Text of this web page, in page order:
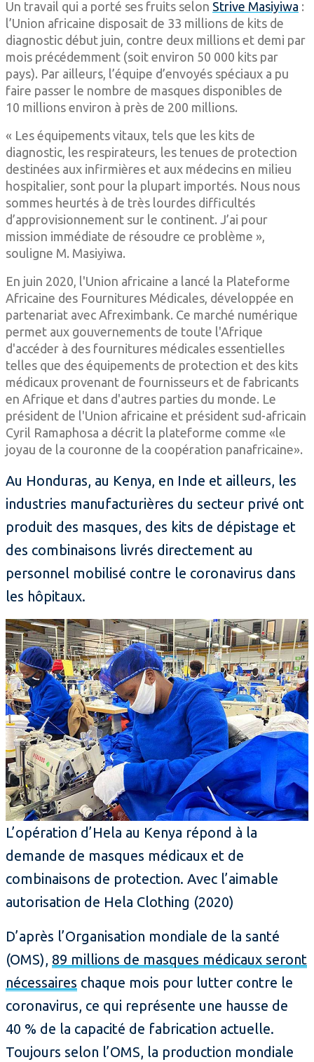
Un travail qui a porté ses fruits selon Strive Masiyiwa :
l’Union africaine disposait de 33 millions de kits de
diagnostic début juin, contre deux millions et demi par
mois précédemment (soit environ 50 000 kits par
pays). Par ailleurs, l’équipe d’envoyés spéciaux a pu
faire passer le nombre de masques disponibles de
10 millions environ à près de 200 millions.
« Les équipements vitaux, tels que les kits de
diagnostic, les respirateurs, les tenues de protection
destinées aux infirmières et aux médecins en milieu
hospitalier, sont pour la plupart importés. Nous nous
sommes heurtés à de très lourdes difficultés
d’approvisionnement sur le continent. J’ai pour
mission immédiate de résoudre ce problème »,
souligne M. Masiyiwa.
En juin 2020, l'Union africaine a lancé la Plateforme
Africaine des Fournitures Médicales, développée en
partenariat avec Afreximbank. Ce marché numérique
permet aux gouvernements de toute l'Afrique
d'accéder à des fournitures médicales essentielles
telles que des équipements de protection et des kits
médicaux provenant de fournisseurs et de fabricants
en Afrique et dans d'autres parties du monde. Le
président de l'Union africaine et président sud-africain
Cyril Ramaphosa a décrit la plateforme comme «le
joyau de la couronne de la coopération panafricaine».
Au Honduras, au Kenya, en Inde et ailleurs, les
industries manufacturières du secteur privé ont
produit des masques, des kits de dépistage et
des combinaisons livrés directement au
personnel mobilisé contre le coronavirus dans
les hôpitaux.
L’opération d’Hela au Kenya répond à la
demande de masques médicaux et de
combinaisons de protection. Avec l’aimable
autorisation de Hela Clothing (2020)
D’après l’Organisation mondiale de la santé
(OMS), 89 millions de masques médicaux seront
nécessaires chaque mois pour lutter contre le
coronavirus, ce qui représente une hausse de
40 % de la capacité de fabrication actuelle.
Toujours selon l’OMS, la production mondiale